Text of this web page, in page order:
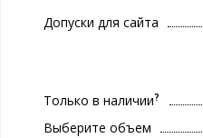
Допуски для сайта
Только в наличии?
Выберите объем